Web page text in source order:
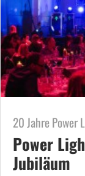
20 Jahre Power
Power
Jubiläum